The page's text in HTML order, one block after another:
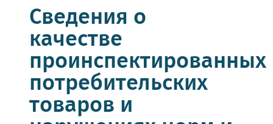
Сведения о
качестве
проинспектированных
потребительских
товаров и